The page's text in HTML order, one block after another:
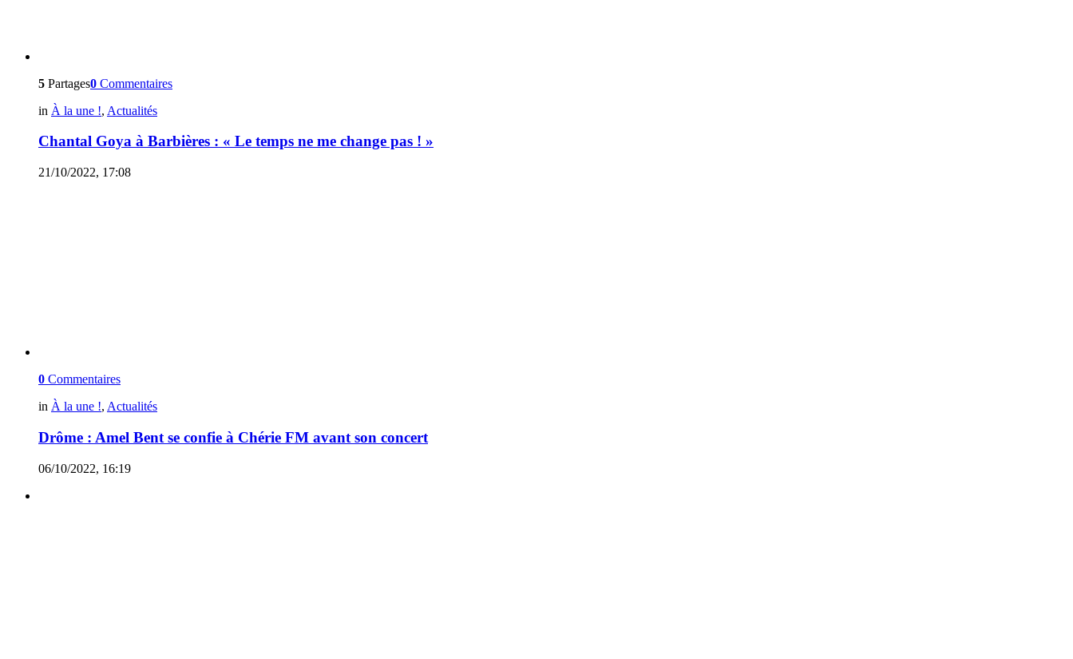
5 Partages0 Commentaires
in À la une !, Actualités
Chantal Goya à Barbières : « Le temps ne me change pas ! »
21/10/2022, 17:08
0 Commentaires
in À la une !, Actualités
Drôme : Amel Bent se confie à Chérie FM avant son concert
06/10/2022, 16:19